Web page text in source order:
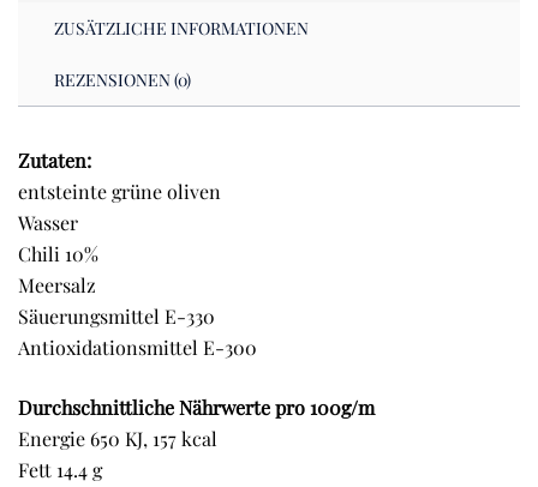
ZUSÄTZLICHE INFORMATIONEN
REZENSIONEN (0)
Zutaten:
entsteinte grüne oliven
Wasser
Chili 10%
Meersalz
Säuerungsmittel E-330
Antioxidationsmittel E-300
Durchschnittliche Nährwerte pro 100g/m
Energie 650 KJ, 157 kcal
Fett 14.4 g